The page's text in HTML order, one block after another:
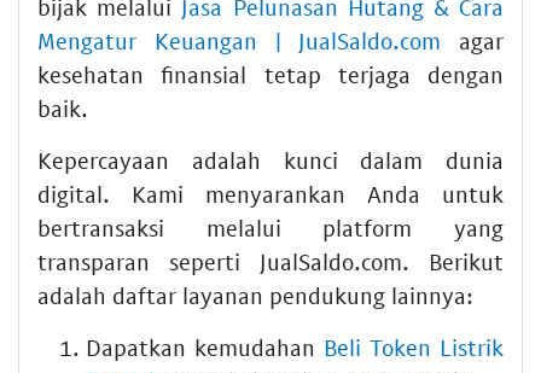
bijak melalui Jasa Pelunasan Hutang & Cara
Mengatur Keuangan | JualSaldo.com agar
kesehatan finansial tetap terjaga dengan
baik.
Kepercayaan adalah kunci dalam dunia
digital. Kami menyarankan Anda untuk
bertransaksi melalui platform yang
transparan seperti JualSaldo.com. Berikut
adalah daftar layanan pendukung lainnya:
Dapatkan kemudahan Beli Token Listrik